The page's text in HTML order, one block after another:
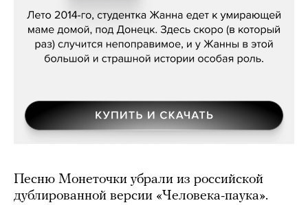
Песню Монеточки убрали из российской
дублированной версии «Человека-паука».